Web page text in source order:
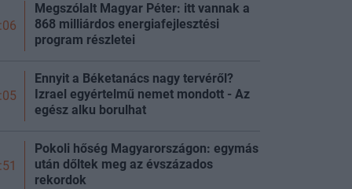
Megszólalt Magyar Péter: itt vannak a
868 milliárdos energiafejlesztési
program részletei
Ennyit a Béketanács nagy tervéről?
Izrael egyértelmű nemet mondott - Az
egész alku borulhat
Pokoli hőség Magyarországon: egymás
után dőltek meg az évszázados
rekordok